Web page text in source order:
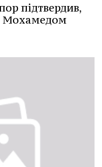
підтвердив,
Мохамедом